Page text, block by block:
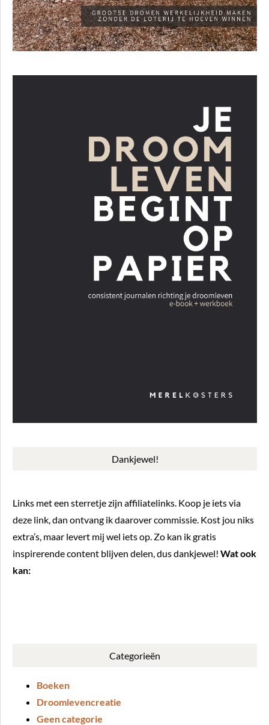
Dankjewel!
Links met een sterretje zijn affiliatelinks. Koop je iets via
deze link, dan ontvang ik daarover commissie. Kost jou niks
extra’s, maar levert mij wel iets op. Zo kan ik gratis
inspirerende content blijven delen, dus dankjewel! Wat ook
kan:
Categorieën
Boeken
Droomlevencreatie
Geen categorie